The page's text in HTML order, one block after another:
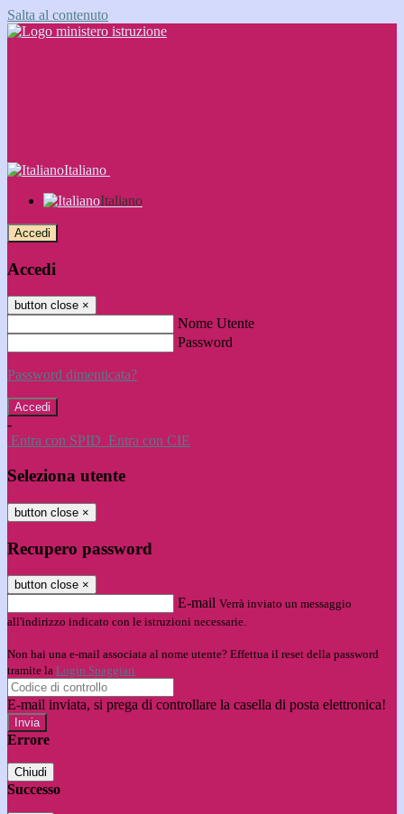
Salta al contenuto
Italiano
Italiano
Accedi
Accedi
button close ×
Nome Utente
Password
Password dimenticata?
-
Entra con SPID Entra con CIE
Seleziona utente
button close ×
Recupero password
button close ×
E-mail Verrà inviato un messaggio
all'indirizzo indicato con le istruzioni necessarie.
Non hai una e-mail associata al nome utente? Effettua il reset della password
tramite la Login Spaggiari
E-mail inviata, si prega di controllare la casella di posta elettronica!
Errore
Chiudi
Successo